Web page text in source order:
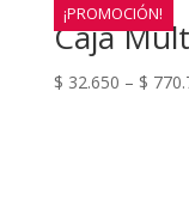
¡PROMOCIÓN!
Caja
$ 32.650 – $